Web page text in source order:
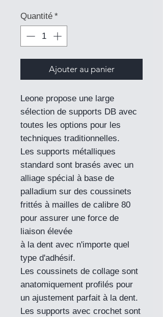
Quantité *
Ajouter au panier
Leone propose une large
sélection de supports DB avec
toutes les options pour les
techniques traditionnelles.
Les supports métalliques
standard sont brasés avec un
alliage spécial à base de
palladium sur des coussinets
frittés à mailles de calibre 80
pour assurer une force de
liaison élevée
à la dent avec n'importe quel
type d'adhésif.
Les coussinets de collage sont
anatomiquement profilés pour
un ajustement parfait à la dent.
Les supports avec crochet sont